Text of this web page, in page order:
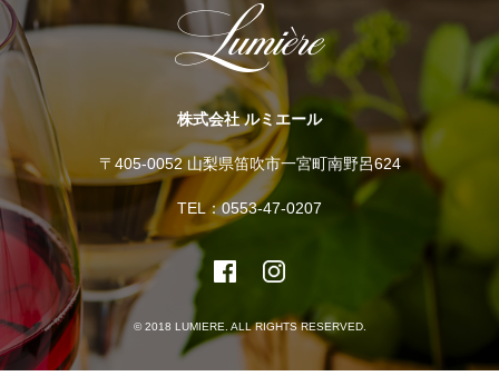
株式会社 ルミエール
〒405-0052 山梨県笛吹市一宮町南野呂624
TEL：0553-47-0207
© 2018 LUMIERE. ALL RIGHTS RESERVED.